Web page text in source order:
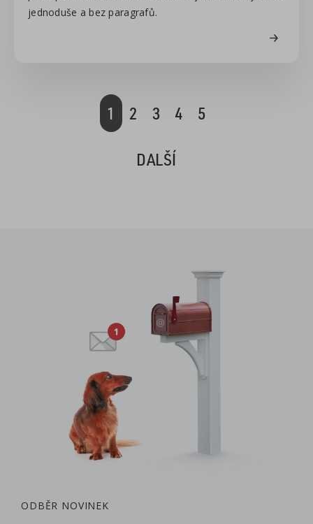
jednoduše a bez paragrafů.
1 2 3 4 5
DALŠÍ
ODBĚR NOVINEK